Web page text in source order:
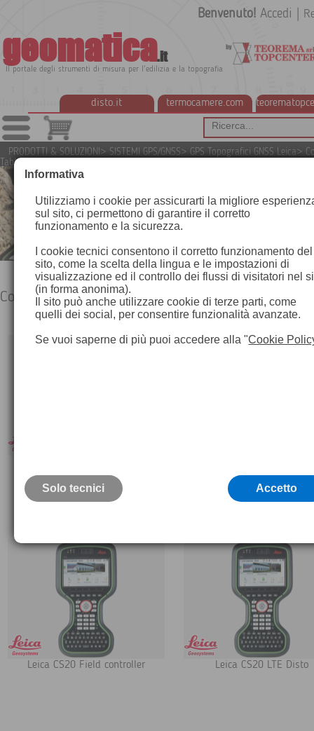
geomatica.it
Il portale degli strumenti di misura per l'edilizia e la topografia
disto.it termocamere.com
Benvenuto! Accedi
PRODOTTI & SOLUZIONI> SISTEMI GPS/GNSS> GPS Topografici GNSS Leica >
Tablet Leica
Controller / Tablet Leica
Leica CS20 Field controller Leica CS20 LTE Disto
Informativa
Utilizziamo i cookie per assicurarti la migliore
sul sito, ci permettono di garantire il corretto
funzionamento e la sicurezza.
I cookie tecnici consentono il corretto funzionamento del
sito, come la scelta della lingua e le impostazioni di
visualizzazione ed il controllo dei flussi di visitatori nel
(in forma anonima).
Il sito può anche utilizzare cookie di terze parti, come
quelli dei social, per consentire funzionalità avanzate.
Se vuoi saperne di più puoi accedere alla "Cookie
Solo tecnici Accetto